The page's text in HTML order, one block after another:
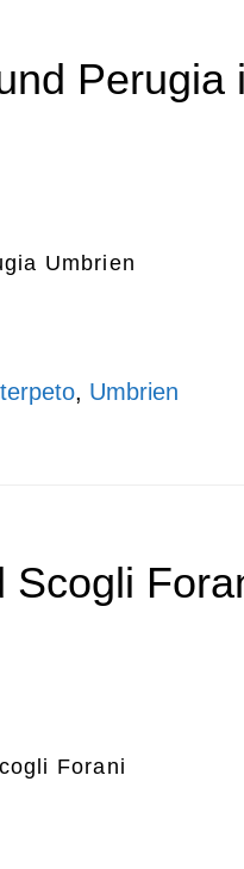
Perugia
Umbrien
, Umbrien
Scogli
Forani